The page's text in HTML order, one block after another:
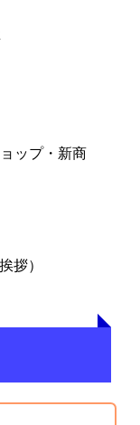
ップ・新商
拶）